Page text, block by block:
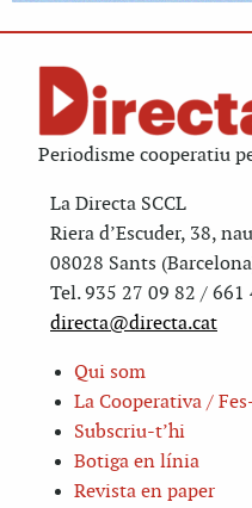
Periodisme cooperatiu
La Directa SCCL
Riera d’Escuder, 38,
08028 Sants
Tel. 935 27 09 82 / 661
directa@directa.cat
Qui som
La Cooperativa /
Subscriu-t’hi
Botiga en línia
Revista en paper